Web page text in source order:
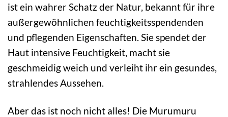
ist ein wahrer Schatz der Natur, bekannt für ihre
außergewöhnlichen feuchtigkeitsspendenden
und pflegenden Eigenschaften. Sie spendet der
Haut intensive Feuchtigkeit, macht sie
geschmeidig weich und verleiht ihr ein gesundes,
strahlendes Aussehen.
Aber das ist noch nicht alles! Die Murumuru